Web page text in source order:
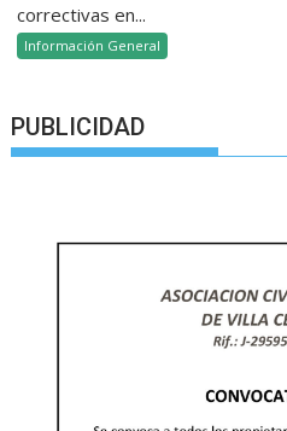
correctivas en...
Información General
PUBLICIDAD